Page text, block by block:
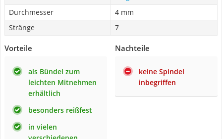
Durchmesser
4 mm
Stränge
7
Vorteile
als Bündel zum
leichten Mitnehmen
erhältlich
besonders reißfest
in vielen
Nachteile
keine Spindel
inbegriffen